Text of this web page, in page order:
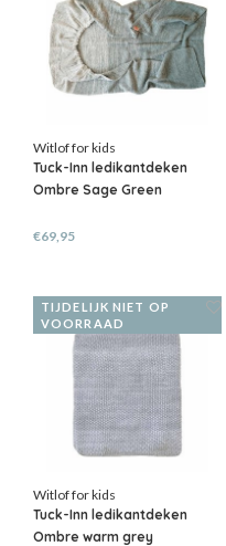
Witlof for kids
Tuck-Inn ledikantdeken
Ombre Sage Green
€69,95
TIJDELIJK NIET OP
VOORRAAD
Witlof for kids
Tuck-Inn ledikantdeken
Ombre warm grey